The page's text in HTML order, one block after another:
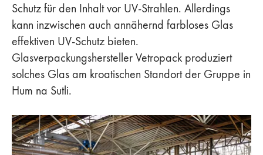
Schutz für den Inhalt vor UV-Strahlen. Allerdings
kann inzwischen auch annähernd farbloses Glas
effektiven UV-Schutz bieten.
Glasverpackungshersteller Vetropack produziert
solches Glas am kroatischen Standort der Gruppe in
Hum na Sutli.